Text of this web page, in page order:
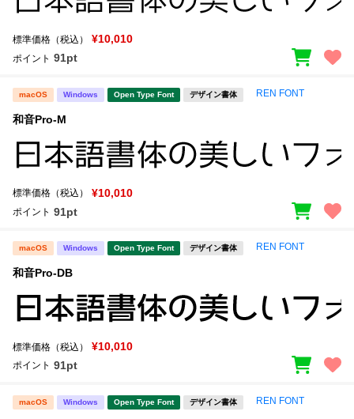
標準価格（税込） ¥10,010
ポイント 91pt
macOS Windows Open Type Font デザイン書体 REN FONT
和音Pro-M
標準価格（税込） ¥10,010
ポイント 91pt
macOS Windows Open Type Font デザイン書体 REN FONT
和音Pro-DB
標準価格（税込） ¥10,010
ポイント 91pt
macOS Windows Open Type Font デザイン書体 REN FONT